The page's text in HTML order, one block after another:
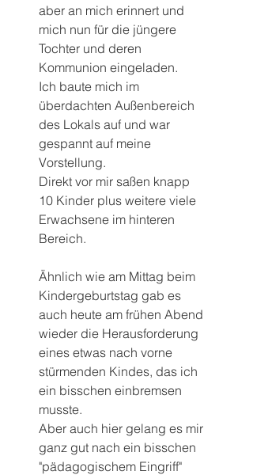
aber an mich erinnert und
mich nun für die jüngere
Tochter und deren
Kommunion eingeladen.
Ich baute mich im
überdachten Außenbereich
des Lokals auf und war
gespannt auf meine
Vorstellung.
Direkt vor mir saßen knapp
10 Kinder plus weitere viele
Erwachsene im hinteren
Bereich.
Ähnlich wie am Mittag beim
Kindergeburtstag gab es
auch heute am frühen Abend
wieder die Herausforderung
eines etwas nach vorne
stürmenden Kindes, das ich
ein bisschen einbremsen
musste.
Aber auch hier gelang es mir
ganz gut nach ein bisschen
"pädagogischem Eingriff"